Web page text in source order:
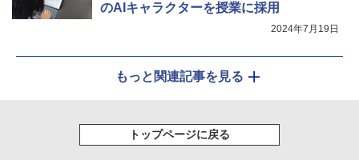
のAIキャラクターを授業に採用
2024年7月19日
もっと関連記事を見る
トップページに戻る